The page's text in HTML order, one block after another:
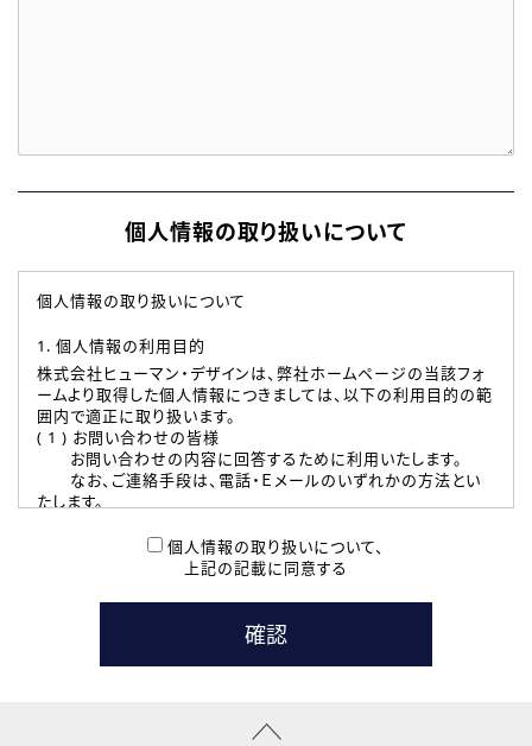
個人情報の取り扱いについて
個人情報の取り扱いについて
1. 個人情報の利用目的
株式会社ヒューマン・デザインは、弊社ホームページの当該フォ
ームより取得した個人情報につきましては、以下の利用目的の範
囲内で適正に取り扱います。
( 1 ) お問い合わせの皆様
お問い合わせの内容に回答するために利用いたします。
なお、ご連絡手段は、電話・Ｅメールのいずれかの方法とい
たします。
本登録に関するご連絡および本登録時の参考情報として利
たします。
( 3 ) スタッフ派遣を検討されている企業の皆様
お問い合わせの内容に回答するために利用いたします。
なお、ご連絡手段は、電話・Ｅメールのいずれかの方法とい
個人情報の取り扱いについて、
上記の記載に同意する